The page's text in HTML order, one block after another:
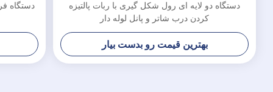
دستگاه دو لایه ای رول شکل گیری با ربات پالتیزه
کردن درب شاتر و پانل لوله دار
بهترین قیمت رو بدست بیار
دستگاه